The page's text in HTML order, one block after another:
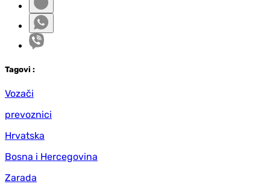
Tagovi :
Vozači
prevoznici
Hrvatska
Bosna i Hercegovina
Zarada